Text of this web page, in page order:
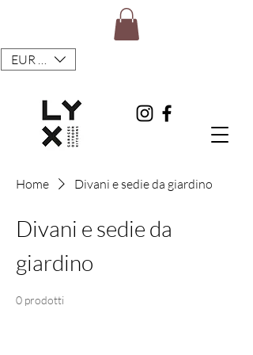
EUR (€)
Home Divani e sedie da giardino
Divani e sedie da
giardino
0 prodotti